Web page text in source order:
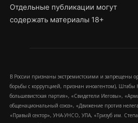
Отдельные публикации могут
содержать материалы 18+
В России признаны экстремистскими и запрещены
борьбы с коррупцией, признан иноагентом), Штабы
большевистская партия», «Свидетели Иеговы»,
общенациональный союз», «Движение против
«Правый сектор», УНА-УНСО, УПА, «Тризуб им.